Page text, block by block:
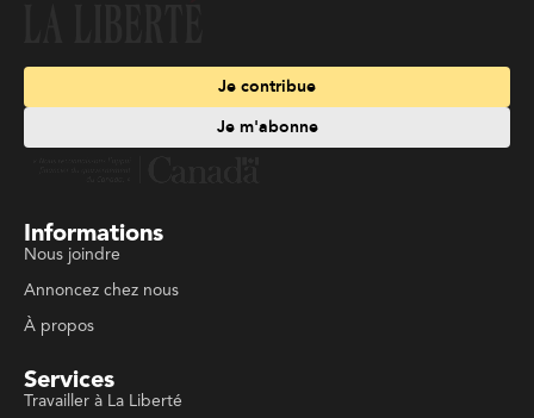
Je contribue
Je m'abonne
Informations
Nous joindre
Annoncez chez nous
À propos
Services
Travailler à La Liberté